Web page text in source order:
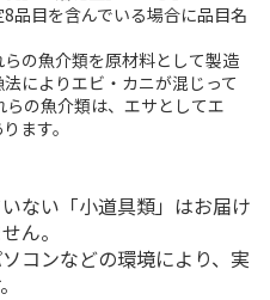
品目を含んでいる場合に品目名
の魚介類を原材料として製造
によりエビ・カニが混じって
の魚介類は、エサとしてエ
ます。
ない「小道具類」はお届け
ん。
コンなどの環境により、実